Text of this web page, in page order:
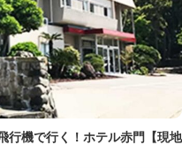
行機で行く！ホテル赤門【現地